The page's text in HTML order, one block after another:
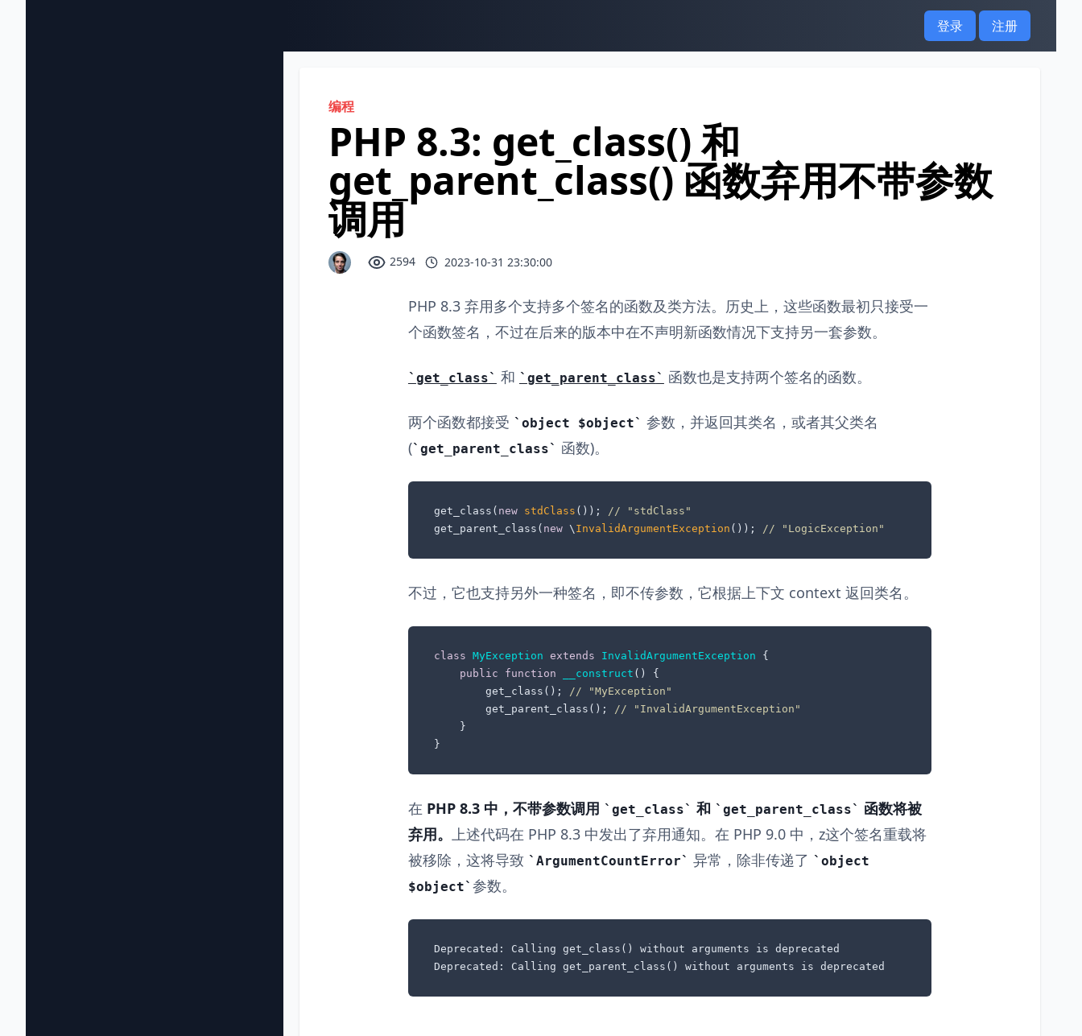
登录 注册
编程
PHP 8.3: get_class() 和
get_parent_class() 函数弃用不带参数
调用
2594 2023-10-31 23:30:00
PHP 8.3 弃用多个支持多个签名的函数及类方法。历史上，这些函数最初只接受一
个函数签名，不过在后来的版本中在不声明新函数情况下支持另一套参数。
get_class 和 get_parent_class 函数也是支持两个签名的函数。
两个函数都接受 object $object
参数，并返回其类名，或者其父类名
( get_parent_class 函数)。
get_class( new stdClass ()); // "stdClass"
get_parent_class( new \ InvalidArgumentException ()); // "LogicException"
不过，它也支持另外一种签名，即不传参数，它根据上下文 context 返回类名。
class MyException extends InvalidArgumentException
{
public
function __construct ( ) {
        get_class();
// "MyException"
        get_parent_class();
// "InvalidArgumentException"
    }
}
在 PHP 8.3 中，不带参数调用 get_class 和 get_parent_class
函数将被
弃用。 上述代码在 PHP 8.3 中发出了弃用通知。在 PHP 9.0 中，z这个签名重载将
被移除，这将导致
ArgumentCountError 异常，除非传递了
object
$object 参数。
Deprecated: Calling get_class() without arguments is deprecated
Deprecated: Calling get_parent_class() without arguments is deprecated